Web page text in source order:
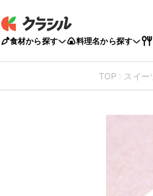
食材から探す 料理名から探す
TOP スイー